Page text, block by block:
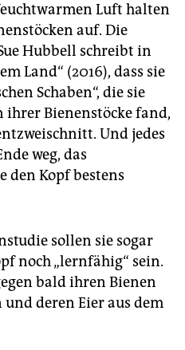
Luft halten
auf. Die
Hubbell schreibt in
Land“ (2016), dass sie
Schaben“, die sie
Bienenstöcke fand,
Und jedes
weg, das
den Kopf bestens
sollen sie sogar
noch „lernfähig“ sein.
bald ihren Bienen
und deren Eier aus dem